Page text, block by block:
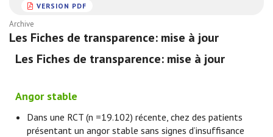
VERSION PDF
Archive
Les Fiches de transparence: mise à jour
Les Fiches de transparence: mise à jour
Angor stable
Dans une RCT (n =19.102) récente, chez des patients
présentant un angor stable sans signes d’insuffisance